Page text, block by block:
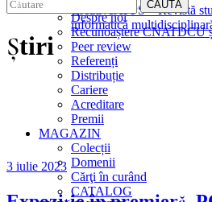
CreativeAPPS – Revistă
informatică
EDITURA
Despre noi
Recunoaștere CNATDCU
Peer review
Referenți
Distribuție
Cariere
Acreditare
Premii
MAGAZIN
Colecții
Domenii
Cărţi în curând
CATALOG
CAUTĂ
Știri
3 iulie 2023